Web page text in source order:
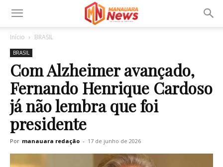
Início BRASIL
BRASIL
Com Alzheimer avançado,
Fernando Henrique Cardoso
já não lembra que foi
presidente
Por manauara redação - 17 de junho de 2026